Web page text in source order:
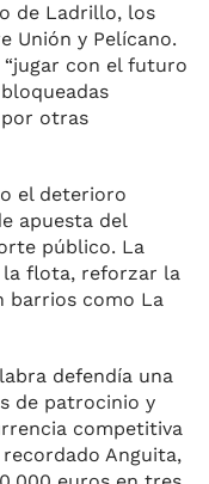
de Ladrillo, los
Unión y Pelícano.
con el futuro
por otras
el deterioro
apuesta del
público. La
flota, reforzar la
barrios como La
defendía una
de patrocinio y
competitiva
Anguita,